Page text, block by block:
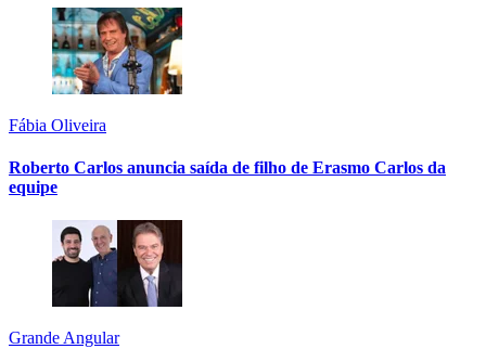
Fábia Oliveira
Roberto Carlos anuncia saída de filho de Erasmo Carlos da
equipe
Grande Angular